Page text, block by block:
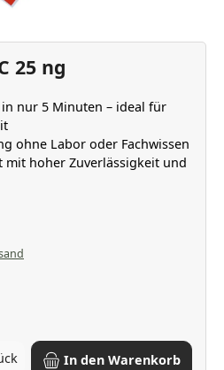
25 ng
nur 5 Minuten – ideal für
ohne Labor oder Fachwissen
mit hoher Zuverlässigkeit und
von 5 von 5 Sternen
Wert ein oder benutze die
In den Warenkorb